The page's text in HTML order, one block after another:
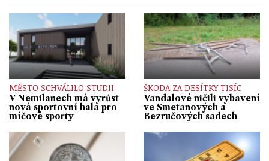
MĚSTO SCHVÁLILO STUDII
V Nemilanech má vyrůst
nová sportovní hala pro
míčové sporty
ŠKODA ZA DESÍTKY TISÍC
Vandalové ničili vybavení
ve Smetanových a
Bezručových sadech